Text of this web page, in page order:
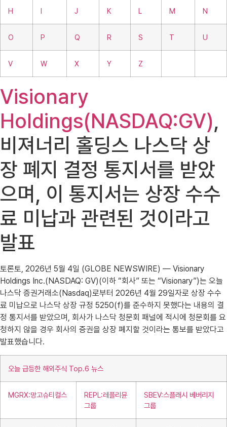
H I J K L M N
O P Q R S T U
V W X Y Z
Visionary
Holdings(NASDAQ:GV),
비져너리 홀딩스 나스닥 상
장 폐지 결정 통지서를 받았
으며, 이 통지서는 상장 수수
료 미납과 관련된 것이라고
발표
토론토, 2026년 5월 4일 (GLOBE NEWSWIRE) — Visionary
Holdings Inc.(NASDAQ: GV)(이하 “회사” 또는 “Visionary”)는 오늘
나스닥 증권거래소(Nasdaq)로부터 2026년 4월 29일자로 상장 수수
료 미납으로 나스닥 상장 규정 5250(f)를 준수하지 못했다는 내용의 결
정 통지서를 받았으며, 회사가 나스닥 청문회 패널에 적시에 청문회를 요
청하지 않을 경우 회사의 증권을 상장 폐지할 것이라는 통보를 받았다고
발표했습니다.
오늘 급등한 해외주식 Top.6 뉴스
MGRX:망고슈티컬스
REPL:레플리뮨
그룹
SBEV:스플래시 베버리지
그룹